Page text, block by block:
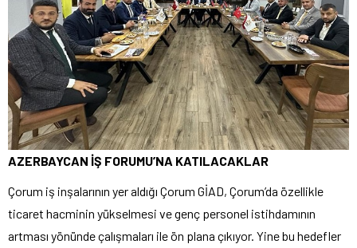
AZERBAYCAN İŞ FORUMU’NA KATILACAKLAR
Çorum iş inşalarının yer aldığı Çorum GİAD, Çorum’da özellikle
ticaret hacminin yükselmesi ve genç personel istihdamının
artması yönünde çalışmaları ile ön plana çıkıyor. Yine bu hedefler